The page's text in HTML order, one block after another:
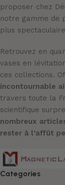
proposer chez
notre gamme de
plus
Retrouvez en
vases en
ces collections.
incontournable
travers toute la
scientifique
nombreux
rester à l’affût
Categories